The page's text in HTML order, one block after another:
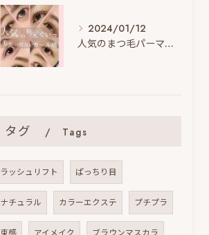
2024/01/12
人気のまつ毛パーマデザイン
タグ Tags
ラッシュリフト ぱっちり目
ナチュラル カラーエクステ プチプラ